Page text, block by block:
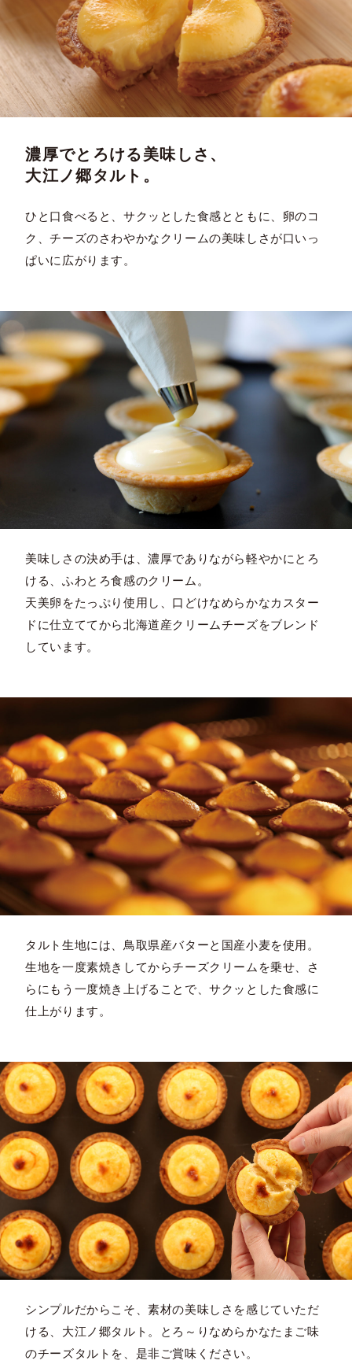
濃厚でとろける美味しさ、
大江ノ郷タルト。
ひと口食べると、サクッとした食感とともに、卵のコ
ク、チーズのさわやかなクリームの美味しさが口いっ
ぱいに広がります。
美味しさの決め手は、濃厚でありながら軽やかにとろ
ける、ふわとろ食感のクリーム。
天美卵をたっぷり使用し、口どけなめらかなカスター
ドに仕立ててから北海道産クリームチーズをブレンド
しています。
タルト生地には、鳥取県産バターと国産小麦を使用。
生地を一度素焼きしてからチーズクリームを乗せ、さ
らにもう一度焼き上げることで、サクッとした食感に
仕上がります。
シンプルだからこそ、素材の美味しさを感じていただ
ける、大江ノ郷タルト。とろ～りなめらかなたまご味
のチーズタルトを、是非ご賞味ください。